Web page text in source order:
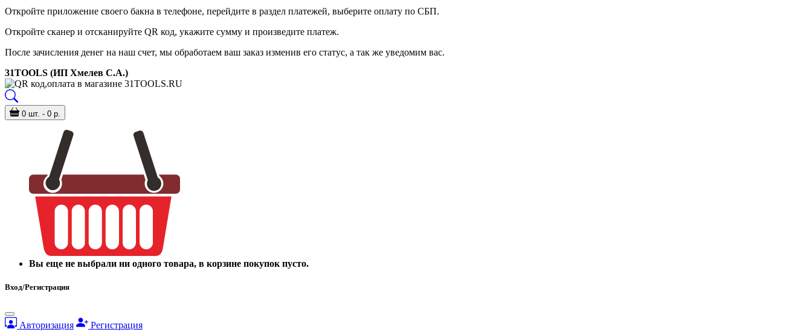
Откройте приложение своего бакна в телефоне, перейдите в раздел платежей, выберите оплату по СБП.
Откройте сканер и отсканируйте QR код, укажите сумму и произведите платеж.
После зачисления денег на наш счет, мы обработаем ваш заказ изменив его статус, а так же уведомим вас.
31TOOLS (ИП Хмелев С.А.)
0 шт. - 0 р.
Вы еще не выбрали ни одного товара, в корзине покупок пусто.
Вход/Регистрация
Авторизация Регистрация